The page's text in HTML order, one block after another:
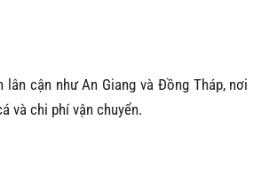
cận như An Giang và Đồng Tháp, nơi
và chi phí vận chuyển.